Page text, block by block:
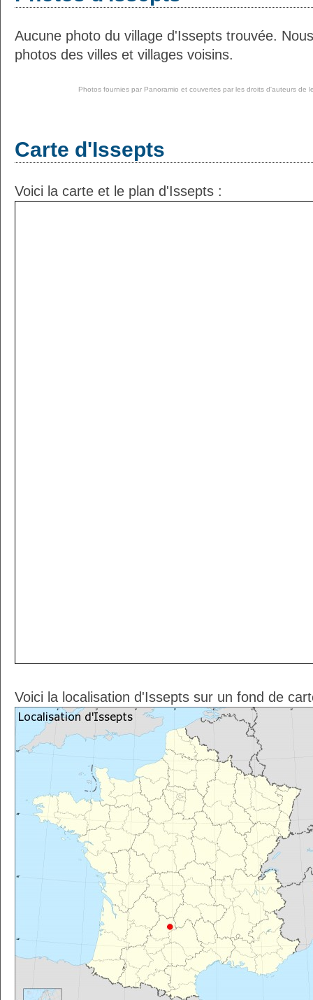
Aucune photo du village d'Issepts trouvée.
photos des villes et villages voisins.
Photos fournies par Panoramio et couvertes par les droits d'auteurs de
Carte d'Issepts
Voici la carte et le plan d'Issepts :
Voici la localisation d'Issepts sur un fond de